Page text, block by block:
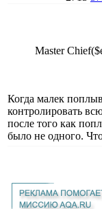
Master
Когда малек
контролировать
после того как
было не одного.